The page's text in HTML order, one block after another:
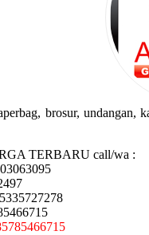
brosur,
TERBARU call/wa :